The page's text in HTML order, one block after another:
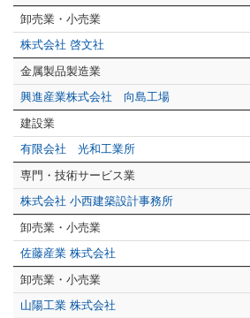
卸売業・小売業
株式会社 啓文社
金属製品製造業
興進産業株式会社 向島工場
建設業
有限会社 光和工業所
専門・技術サービス業
株式会社 小西建築設計事務所
卸売業・小売業
佐藤産業 株式会社
卸売業・小売業
山陽工業 株式会社